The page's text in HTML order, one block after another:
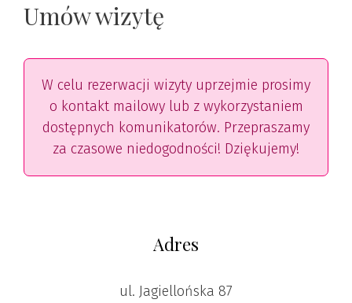
Umów wizytę
W celu rezerwacji wizyty uprzejmie prosimy
o kontakt mailowy lub z wykorzystaniem
dostępnych komunikatorów. Przepraszamy
za czasowe niedogodności! Dziękujemy!
Adres
ul. Jagiellońska 87